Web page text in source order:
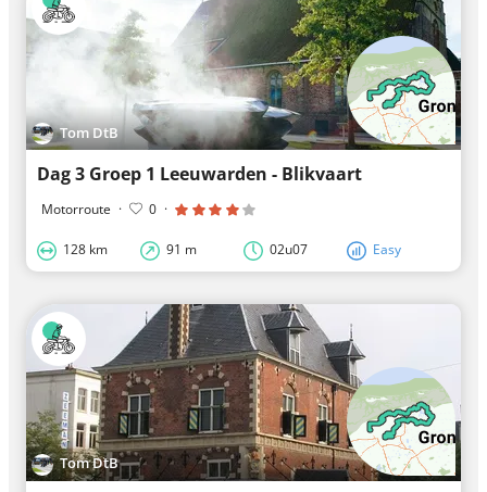
Tom DtB
Dag 3 Groep 1 Leeuwarden - Blikvaart
Motorroute · 0 ·
128 km 91 m 02u07 Easy
Tom DtB